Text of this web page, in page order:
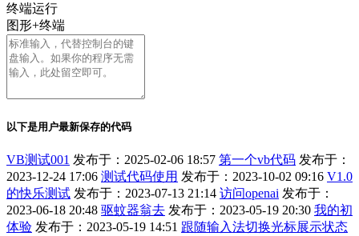
终端运行
图形+终端
以下是用户最新保存的代码
VB测试001 发布于：2025-02-06 18:57 第一个vb代码 发布于：
2023-12-24 17:06 测试代码使用 发布于：2023-10-02 09:16 V1.0
的快乐测试 发布于：2023-07-13 21:14 访问openai 发布于：
2023-06-18 20:48 驱蚊器翁去 发布于：2023-05-19 20:30 我的初
体验 发布于：2023-05-19 14:51 跟随输入法切换光标展示状态